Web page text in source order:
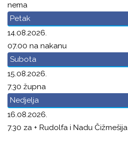
nema
Petak
14.08.2026.
07.00 na nakanu
Subota
15.08.2026.
7.30 župna
Nedjelja
16.08.2026.
7.30 za + Rudolfa i Nadu Čižmešija